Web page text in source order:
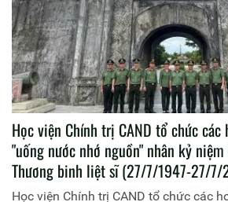
Học viện Chính trị CAND tổ chức
"uống nước nhớ nguồn" nhân kỷ
Thương binh liệt sĩ (27/7/1947-27/
Học viện Chính trị CAND tổ chức các